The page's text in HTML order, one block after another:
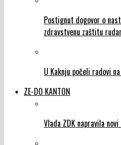
Postignut dogovor o
zdravstvenu zaštitu
U Kaknju počeli radovi
ZE-DO KANTON
Vlada ZDK napravila